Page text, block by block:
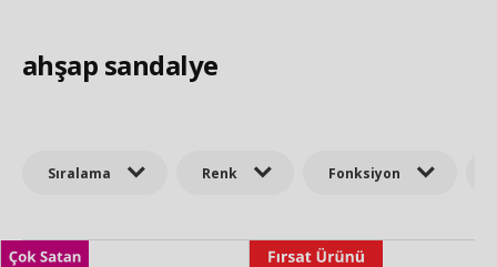
ahşap sandalye
Sıralama Renk Fonksiyon